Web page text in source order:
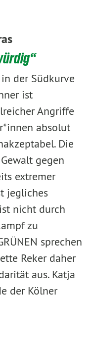
der Südkurve
ist
Angriffe
absolut
Die
gegen
extremer
jegliches
nicht durch
zu
sprechen
Reker daher
aus. Katja
der Kölner